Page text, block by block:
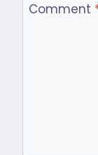
Comment